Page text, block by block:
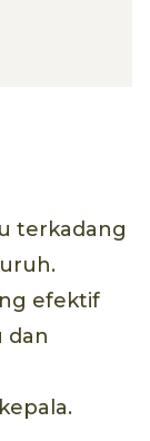
terkadang
efektif
dan